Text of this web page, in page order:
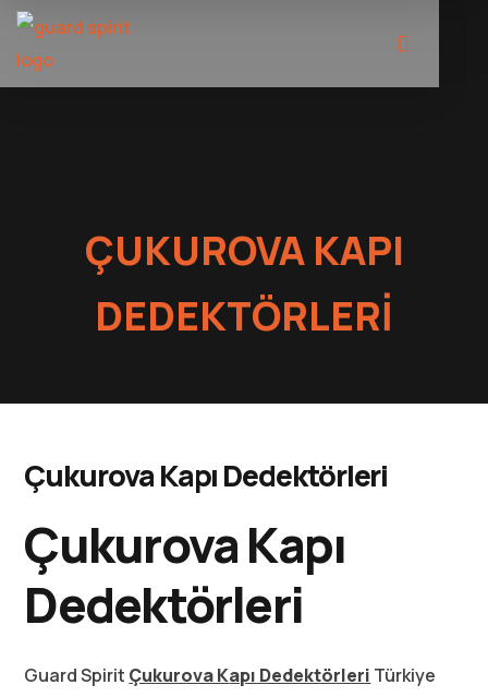
ÇUKUROVA KAPI
DEDEKTÖRLERI
Çukurova Kapı Dedektörleri
Çukurova Kapı
Dedektörleri
Guard Spirit Çukurova Kapı Dedektörleri Türkiye